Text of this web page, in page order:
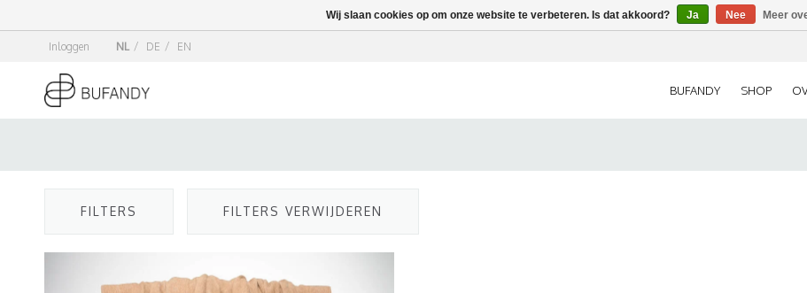
Inloggen NL / DE / EN
BUFANDY SHOP
FILTERS FILTERS VERWIJDEREN
Wij slaan cookies op om onze website te verbeteren. Is dat akkoord? Ja Nee Meer